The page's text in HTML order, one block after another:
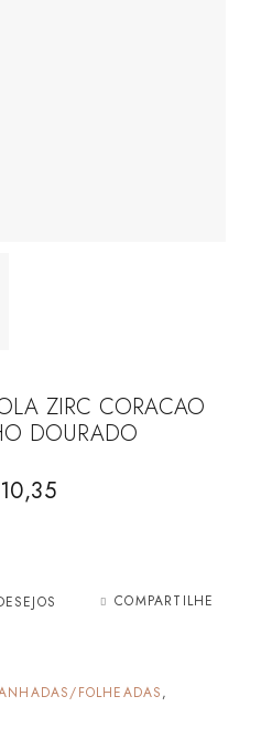
ZIRC CORACAO
DOURADO
10,35
COMPARTILHE
FOLHEADAS,